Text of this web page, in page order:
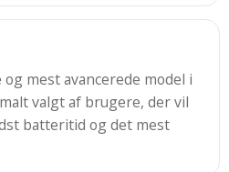
mest avancerede model i
valgt af brugere, der vil
batteritid og det mest